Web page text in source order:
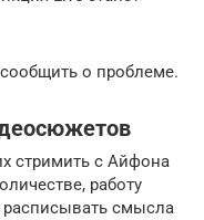
о проблеме.
стримить с Айфона
работу
расписывать смысла